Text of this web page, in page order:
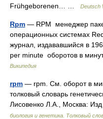
Frühgeborenen… …
Deutsch
Rpm — RPM менеджер
операционных системах
журнал, издававшийся в
per minute оборотов в
Википедия
rpm — rpm. См. оборот в
толковый словарь
Лисовенко Л.А., Москва:
биология и генетика. Толковый